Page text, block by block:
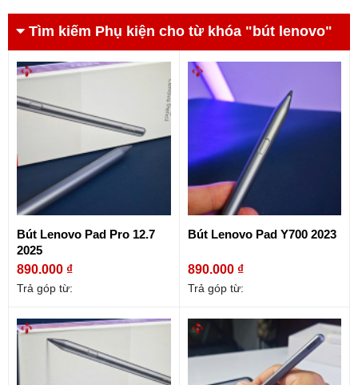
Tìm kiếm Phụ kiện cho từ khóa "bút lenovo"
Bút Lenovo Pad Pro 12.7
2025
890.000 ₫
Trả góp từ:
Bút Lenovo Pad Y700 2023
890.000 ₫
Trả góp từ: